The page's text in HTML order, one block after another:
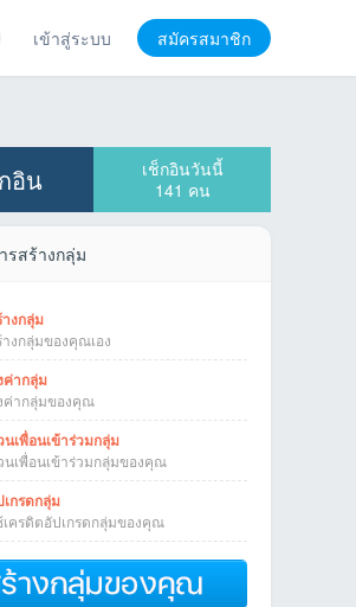
เข้าสู่ระบบ สมัครสมาชิก
อิน
เช็กอินวันนี้
141 คน
สร้างกลุ่ม
างกลุ่ม
างกลุ่มของคุณเอง
ค่ากลุ่ม
ค่ากลุ่มของคุณ
นเพื่อนเข้าร่วมกลุ่ม
นเพื่อนเข้าร่วมกลุ่มของคุณ
เกรดกลุ่ม
เครดิตอัปเกรดกลุ่มของคุณ